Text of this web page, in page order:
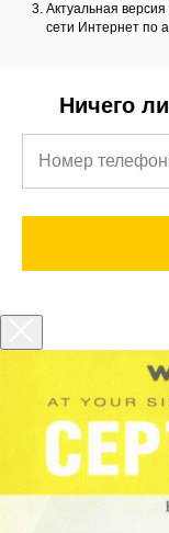
Актуальная
сети Интернет по
Ничего